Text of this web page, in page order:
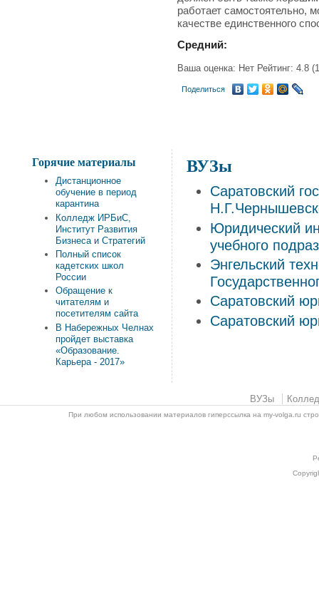
работает самостоятельно,
качестве единственного
Средний:
Ваша оценка: Нет Рейтинг: 4.8 (
Поделиться
Горячие материалы
Дистанционное
обучение в период
карантина
Колледж ИРБиС,
Институт Развития
Бизнеса и Стратегий
Полный список
кадетских школ
России
Обращение к
читателям и
посетителям сайта
В Набережных Челнах
пройдет выставка
«Образование.
Карьера - 2017»
ВУЗы
Саратовский
Юридический
учебного
Энгельский
Саратовский
Саратовский
ВУЗы
При любом использовании материалов гиперссылка на my-volga.ru